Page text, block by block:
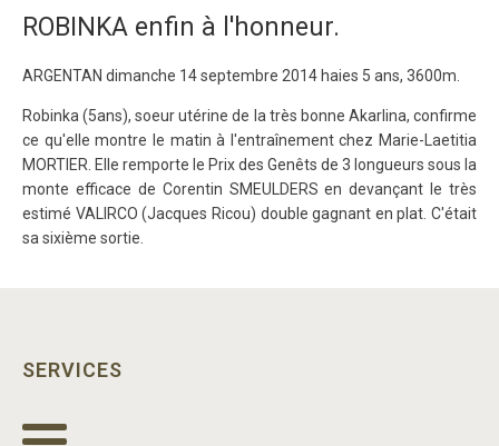
ROBINKA enfin à l'honneur.
ARGENTAN dimanche 14 septembre 2014 haies 5 ans, 3600m.
Robinka (5ans), soeur utérine de la très bonne Akarlina, confirme
ce qu'elle montre le matin à l'entraînement chez Marie-Laetitia
MORTIER. Elle remporte le Prix des Genêts de 3 longueurs sous la
monte efficace de Corentin SMEULDERS en devançant le très
estimé VALIRCO (Jacques Ricou) double gagnant en plat. C'était
sa sixième sortie.
SERVICES